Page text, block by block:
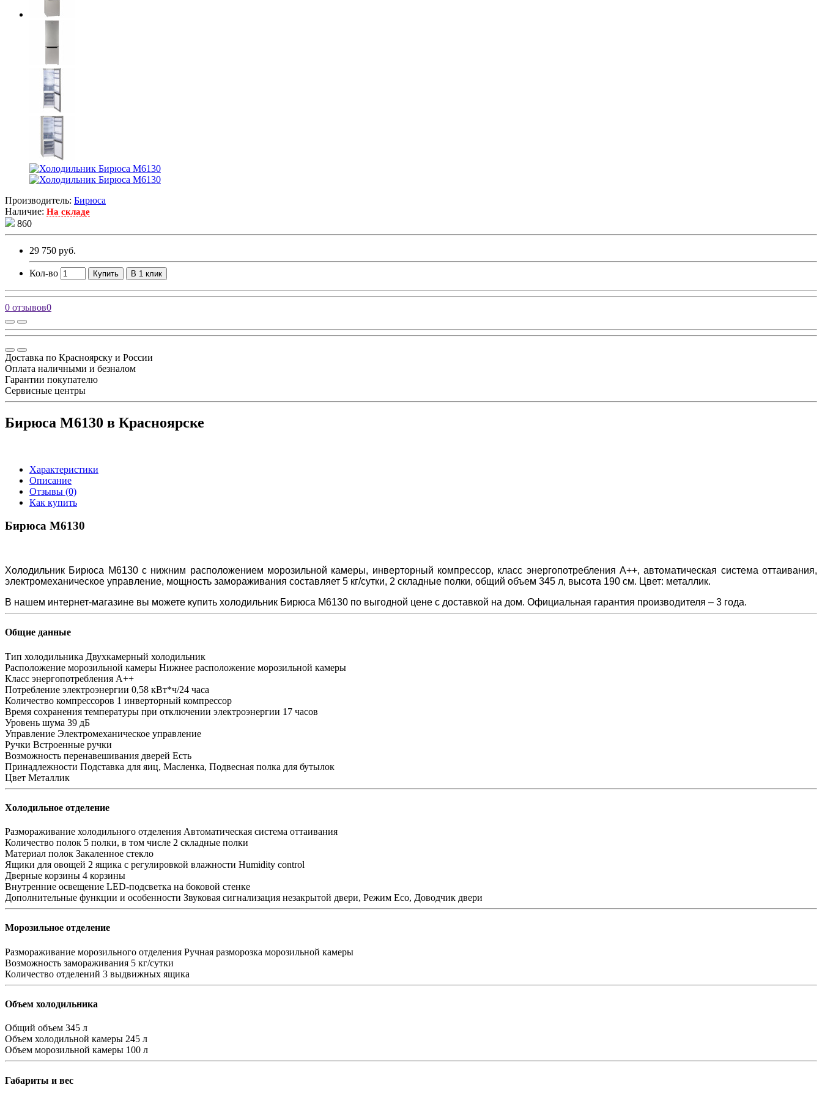
Производитель: Бирюса
Наличие: На складе
860
29 750 руб.
Кол-во Купить В 1 клик
0 отзывов0
Доставка по Красноярску и России
Оплата наличными и безналом
Гарантии покупателю
Сервисные центры
Бирюса M6130 в Красноярске
Характеристики
Описание
Отзывы (0)
Как купить
Бирюса M6130
Холодильник Бирюса M6130 с нижним расположением морозильной камеры, инверторный компрессор, класс энергопотребления A++, автоматическая система оттаивания,
электромеханическое управление, мощность замораживания составляет 5 кг/сутки, 2 складные полки, общий объем 345 л, высота 190 см. Цвет: металлик.
В нашем интернет-магазине вы можете купить холодильник Бирюса M6130 по выгодной цене с доставкой на дом. Официальная гарантия производителя – 3 года.
Общие данные
Тип холодильника Двухкамерный холодильник
Расположение морозильной камеры Нижнее расположение морозильной камеры
Класс энергопотребления A++
Потребление электроэнергии 0,58 кВт*ч/24 часа
Количество компрессоров 1 инверторный компрессор
Время сохранения температуры при отключении электроэнергии 17 часов
Уровень шума 39 дБ
Управление Электромеханическое управление
Ручки Встроенные ручки
Возможность перенавешивания дверей Есть
Принадлежности Подставка для яиц, Масленка, Подвесная полка для бутылок
Цвет Металлик
Холодильное отделение
Размораживание холодильного отделения Автоматическая система оттаивания
Количество полок 5 полки, в том числе 2 складные полки
Материал полок Закаленное стекло
Ящики для овощей 2 ящика с регулировкой влажности Humidity control
Дверные корзины 4 корзины
Внутренние освещение LED-подсветка на боковой стенке
Дополнительные функции и особенности Звуковая сигнализация незакрытой двери, Режим Eco, Доводчик двери
Морозильное отделение
Размораживание морозильного отделения Ручная разморозка морозильной камеры
Возможность замораживания 5 кг/сутки
Количество отделений 3 выдвижных ящика
Объем холодильника
Общий объем 345 л
Объем холодильной камеры 245 л
Объем морозильной камеры 100 л
Габариты и вес